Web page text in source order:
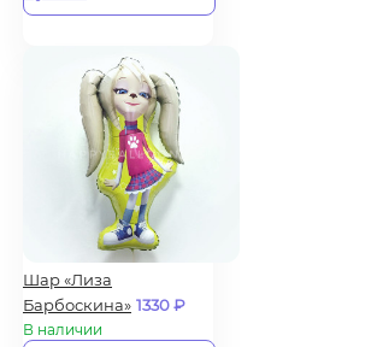
Шар «Лиза
Барбоскина» 1330₽
В наличии